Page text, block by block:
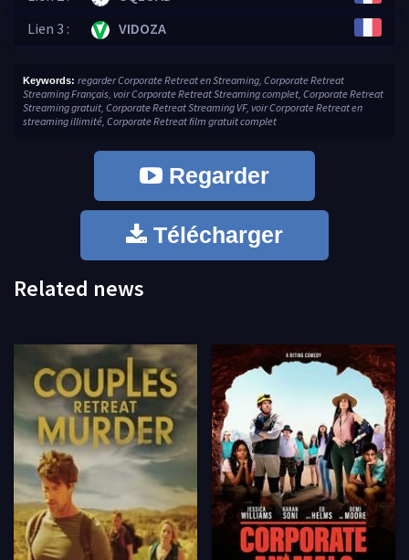
Lien 3 :
VIDOZA
Keywords: regarder Corporate Retreat en Streaming, Corporate Retreat
Streaming Français, voir Corporate Retreat Streaming complet, Corporate Retreat
Streaming gratuit, Corporate Retreat Streaming VF, voir Corporate Retreat en
streaming illimité, Corporate Retreat film gratuit complet
Regarder
Télécharger
Related news